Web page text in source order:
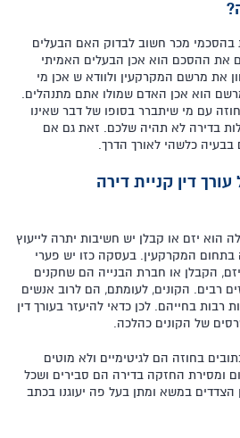
בהסכמי מכר חשוב לבדוק האם הבעלים
את ההסכם הוא אכן הבעלים האמיתי
את מרשם המקרקעין ולוודא ש אכן מי
הוא אכן האדם שמולו אתם מתנהלים.
עם מי שיתברר בסופו של דבר שאינו
בדירה לא תהיה שלכם. זאת גם אם
כלשהי לאורך הדרך.
דין קניית דירה
יזם או קבלן יש חשיבות יתרה לייעוץ
בתחום המקרקעין. בעסקה כזו יש פערי
הקבלן או חברת הבנייה הם שחקנים
רבים. הקונים, לעומתם, הם לרוב אנשים
רבות בחייהם. לכן כדאי להיעזר בעורך דין
של הקונים כהלכה.
בחוזה הם לגיטימיים ולא מוטים
ומסירת החזקה בדירה הם סבירים ושכל
הצדדים במשא ומתן בעל פה יעוגנו בכתב